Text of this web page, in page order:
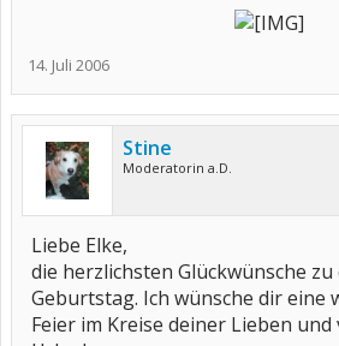
14. Juli 2006
Stine
Moderatorin a.D.
Liebe Elke,
die herzlichsten Glückwünsche zu
Geburtstag. Ich wünsche dir eine
Feier im Kreise deiner Lieben und